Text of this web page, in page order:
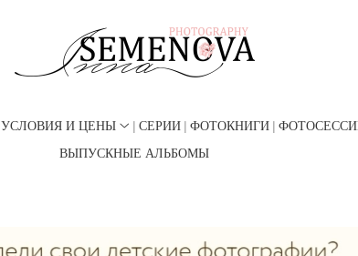
УСЛОВИЯ И ЦЕНЫ СЕРИИ ФОТОКНИГИ
ВЫПУСКНЫЕ АЛЬБОМЫ